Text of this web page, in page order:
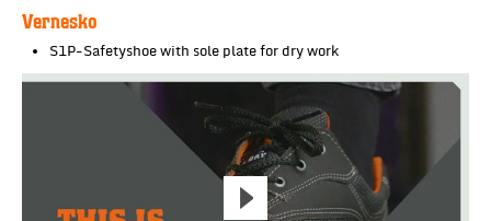
Vernesko
S1P-Safetyshoe with sole plate for dry work